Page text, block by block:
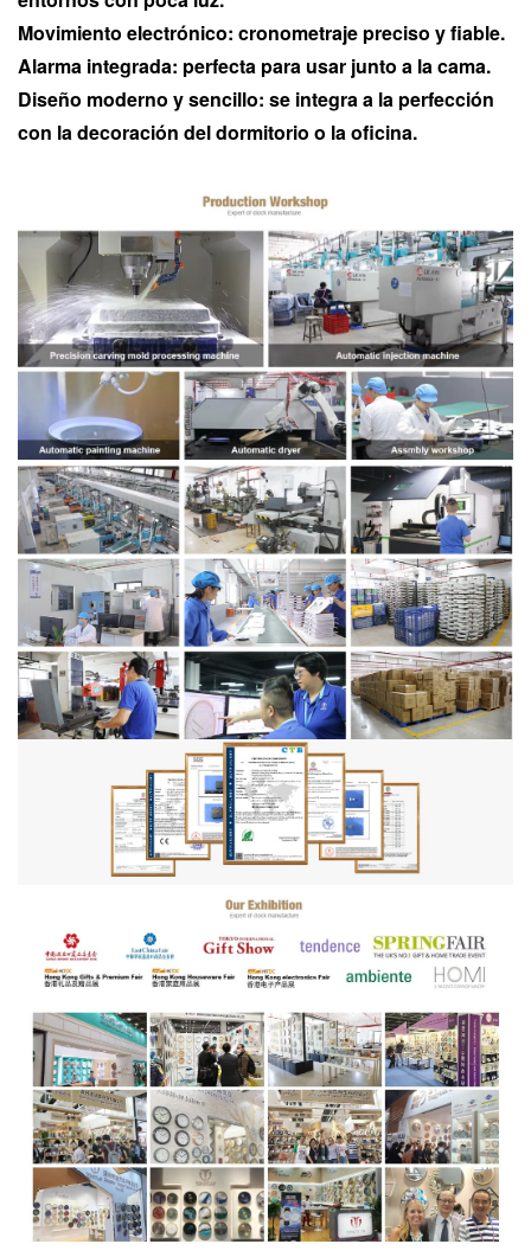
Movimiento electrónico: cronometraje preciso y fiable.
Alarma integrada: perfecta para usar junto a la cama.
Diseño moderno y sencillo: se integra a la perfección
con la decoración del dormitorio o la oficina.